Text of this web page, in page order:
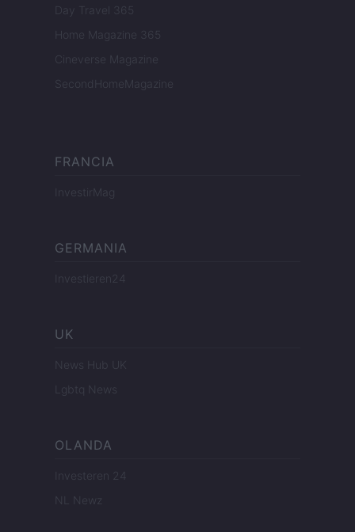
Day Travel 365
Home Magazine 365
Cineverse Magazine
SecondHomeMagazine
FRANCIA
InvestirMag
GERMANIA
Investieren24
UK
News Hub UK
Lgbtq News
OLANDA
Investeren 24
NL Newz